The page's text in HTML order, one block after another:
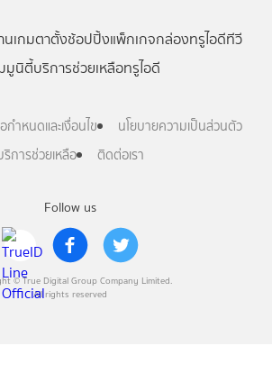
Follow us
© True Digital Group Company Limited.
All rights reserved
นเกมตาตั้งช้อปปิ้งแพ็กเกจกล่องทรูไอดีทีวี
มูนิตี้บริการช่วยเหลือทรูไอดี
กำหนดและเงื่อนไข
นโยบายความเป็นส่วนตัว
ริการช่วยเหลือ
ติดต่อเรา